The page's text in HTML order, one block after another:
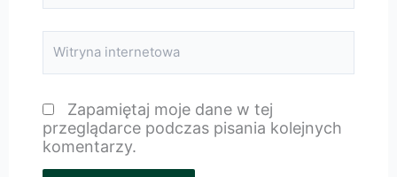
internetowa
Zapamiętaj moje dane w tej
przeglądarce podczas pisania kolejnych
komentarzy.